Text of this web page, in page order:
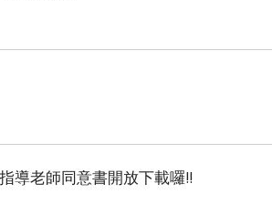
導老師同意書開放下載囉!!